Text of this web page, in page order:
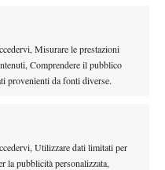
Misurare le prestazioni
Comprendere il pubblico
provenienti da fonti diverse.
Utilizzare dati limitati per
la pubblicità personalizzata,
confermare quanto di
stagioni. In caso di vittoria
in campo il 19
e Ucraina. La finale è in
e in esclusiva su
eSuperTenniX.